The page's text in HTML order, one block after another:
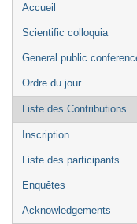
Menu
de
Accueil
Scientific colloquia
General public
Ordre du jour
Liste des Contributions
Inscription
Liste des participants
Enquêtes
Acknowledgements